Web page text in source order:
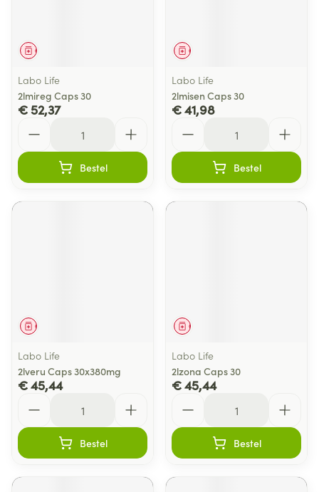
Geneesmiddel
Labo Life
2lmireg Caps 30
€ 52,37
Bestel
Geneesmiddel
Labo Life
2lmisen Caps 30
€ 41,98
Bestel
Geneesmiddel
Labo Life
2lveru Caps 30x380mg
€ 45,44
Bestel
Geneesmiddel
Labo Life
2lzona Caps 30
€ 45,44
Bestel